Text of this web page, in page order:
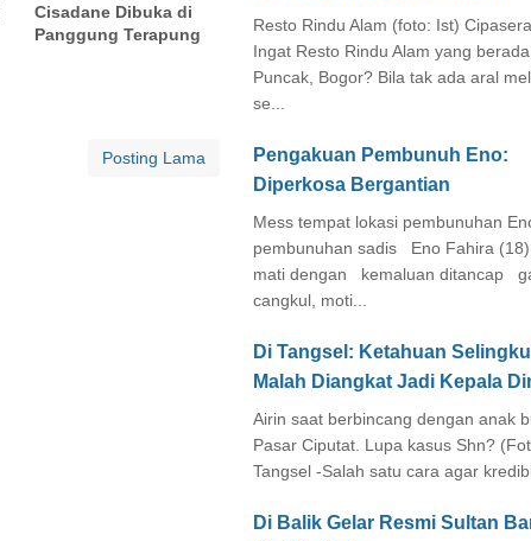
Cisadane Dibuka di
Panggung Terapung
Posting Lama
Resto Rindu Alam (foto: Ist)
Ingat Resto Rindu Alam yang
Puncak, Bogor? Bila tak ada aral
se...
Pengakuan Pembunuh Eno:
Diperkosa Bergantian
Mess tempat lokasi pembunuhan
pembunuhan sadis Eno Fahira
mati dengan kemaluan ditancap
cangkul, moti...
Di Tangsel: Ketahuan
Malah Diangkat Jadi Kepala
Airin saat berbincang dengan anak
Pasar Ciputat. Lupa kasus Shn?
Tangsel -Salah satu cara agar
Di Balik Gelar Resmi Sultan